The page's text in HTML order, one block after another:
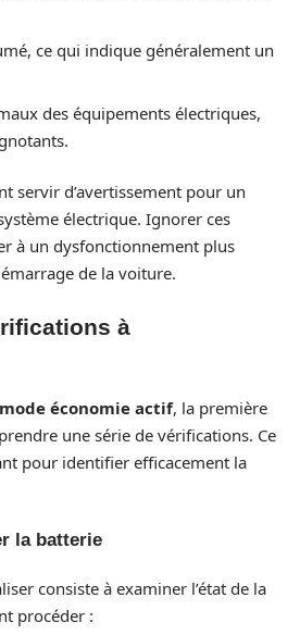
ce qui indique généralement un
des équipements électriques,
servir d’avertissement pour un
électrique. Ignorer ces
à un dysfonctionnement plus
de la voiture.
à
mode économie actif, la première
une série de vérifications. Ce
pour identifier efficacement la
la batterie
consiste à examiner l’état de la
procéder :